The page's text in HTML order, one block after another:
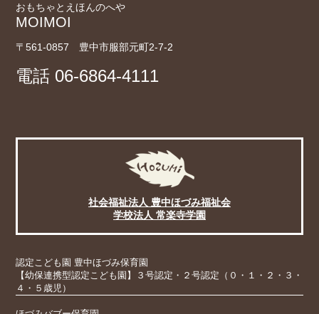
おもちゃとえほんのへや
MOIMOI
〒561-0857 豊中市服部元町2-7-2
電話 06-6864-4111
社会福祉法人 豊中ほづみ福祉会
学校法人 常楽寺学園
認定こども園 豊中ほづみ保育園
【幼保連携型認定こども園】３号認定・２号認定（０・１・２・３・
４・５歳児）